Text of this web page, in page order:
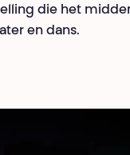
die het
en dans.